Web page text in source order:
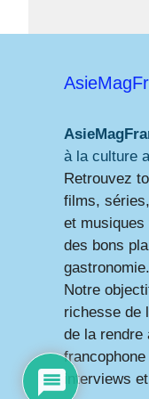
à la culture
Retrouvez
films,
et musiques
des bons
gastronomie.
Notre
richesse de
de la rendre
interviews